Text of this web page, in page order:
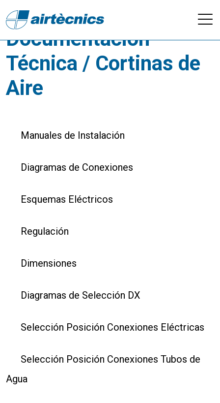
Descargas -
Documentación
Técnica / Cortinas de
Aire
Manuales de Instalación
Diagramas de Conexiones
Esquemas Eléctricos
Regulación
Dimensiones
Diagramas de Selección DX
Selección Posición Conexiones Eléctricas
Selección Posición Conexiones Tubos de
Agua